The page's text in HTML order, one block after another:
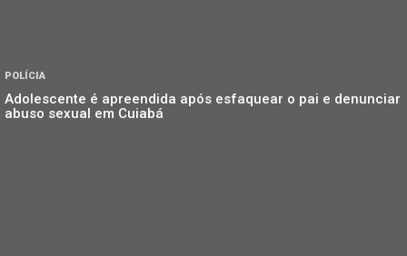
POLÍCIA
Adolescente é apreendida após esfaquear o pai e denunciar
abuso sexual em Cuiabá